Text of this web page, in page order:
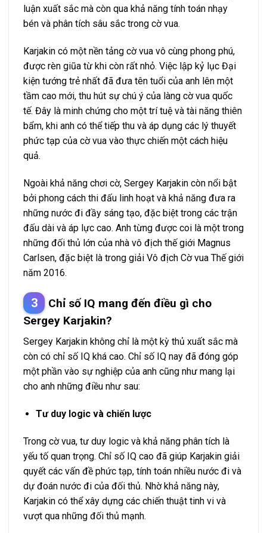
luận xuất sắc mà còn qua khả năng tính toán nhạy
bén và phân tích sâu sắc trong cờ vua.
Karjakin có một nền tảng cờ vua vô cùng phong phú,
được rèn giũa từ khi còn rất nhỏ. Việc lập kỷ lục Đại
kiện tướng trẻ nhất đã đưa tên tuổi của anh lên một
tầm cao mới, thu hút sự chú ý của làng cờ vua quốc
tế. Đây là minh chứng cho một trí tuệ và tài năng thiên
bẩm, khi anh có thể tiếp thu và áp dụng các lý thuyết
phức tạp của cờ vua vào thực chiến một cách hiệu
quả.
Ngoài khả năng chơi cờ, Sergey Karjakin còn nổi bật
bởi phong cách thi đấu linh hoạt và khả năng đưa ra
những nước đi đầy sáng tạo, đặc biệt trong các trận
đấu dài và áp lực cao. Anh từng được coi là một trong
những đối thủ lớn của nhà vô địch thế giới Magnus
Carlsen, đặc biệt là trong giải Vô địch Cờ vua Thế giới
năm 2016.
Chỉ số IQ mang đến điều gì cho
Sergey Karjakin?
Sergey Karjakin không chỉ là một kỳ thủ xuất sắc mà
còn có chỉ số IQ khá cao. Chỉ số IQ nay đã đóng góp
một phần vào sự nghiệp của anh cũng như mang lại
cho anh những điều như sau:
Tư duy logic và chiến lược
Trong cờ vua, tư duy logic và khả năng phân tích là
yếu tố quan trọng. Chỉ số IQ cao đã giúp Karjakin giải
quyết các vấn đề phức tạp, tính toán nhiều nước đi và
dự đoán nước đi của đối thủ. Nhờ khả năng này,
Karjakin có thể xây dựng các chiến thuật tinh vi và
vượt qua những đối thủ mạnh.